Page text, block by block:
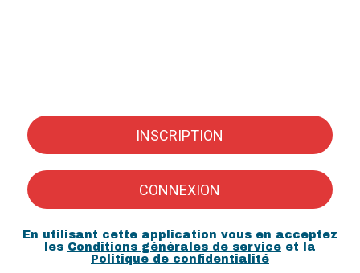
INSCRIPTION
CONNEXION
En utilisant cette application vous en acceptez
les Conditions générales de service et la
Politique de confidentialité